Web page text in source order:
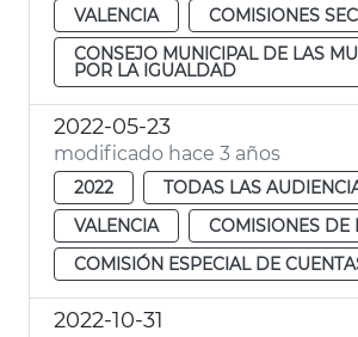
VALENCIA
COMISIONES
CONSEJO MUNICIPAL DE LAS
POR LA IGUALDAD
2022-05-23
modificado hace 3 años
2022
TODAS LAS
VALENCIA
COMISIONES DE
COMISIÓN ESPECIAL DE
2022-10-31